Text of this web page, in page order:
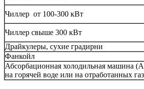
Чиллер от 100-300 кВт
Чиллер свыше 300 кВт
Драйкулеры, сухие градирни
Фанкойл
Абсорбационная холодильная машина
на горячей воде или на отработанных